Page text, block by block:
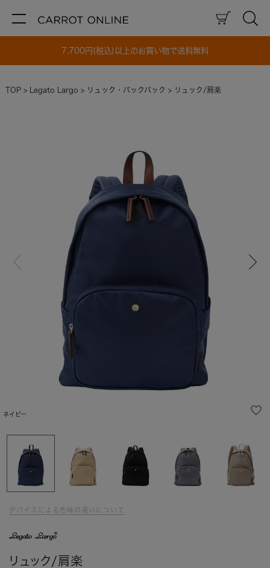
7,700円(税込)以上のお買い物で送料無料
TOP Legato Largo リュック・バックパック リュック/肩楽
ネイビー
デバイスによる色味の違いについて
リュック/肩楽